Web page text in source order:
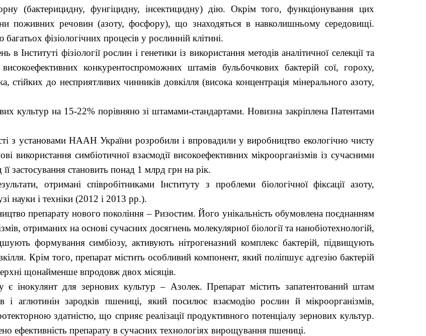
(бактерицидну, фунгіцидну, інсектицидну) дію. Окрім того, функціонування цих
поживних речовин (азоту, фосфору), що знаходяться в навколишньому середовищі.
фізіологічних процесів у рослинній клітині.
Інституті фізіології рослин і генетики із використання методів аналітичної селекції та
конкурентоспроможних штамів бульбочкових бактерій сої, гороху,
до несприятливих чинників довкілля (висока концентрація мінерального азоту,
культур на 15-22% порівняно зі штамами-стандартами. Новизна закріплена Патентами
з установами НААН України розробили і впровадили у виробництво екологічно чисту
використання симбіотичної взаємодії високоефективних мікроорганізмів із сучасними
застосування становить понад 1 млрд грн на рік.
отримані співробітниками Інституту з проблеми біологічної фіксації азоту,
науки і техніки (2012 і 2013 рр.).
препарату нового покоління – Ризостим. Його унікальність обумовлена поєднанням
отриманих на основі сучасних досягнень молекулярної біології та нанобіотехнологій,
формування симбіозу, активують нітрогеназний комплекс бактерій, підвищують
Крім того, препарат містить особливий компонент, який поліпшує адгезію бактерій
щонайменше впродовж двох місяців.
інокулянт для зернових культур – Азолек. Препарат містить запатентований штам
і аглютинін зародків пшениці, який посилює взаємодію рослин й мікроорганізмів,
здатністю, що сприяє реалізації продуктивного потенціалу зернових культур.
ефективність препарату в сучасних технологіях вирощування пшениці.